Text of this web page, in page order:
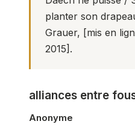
planter son
Grauer, [mis en
2015].
alliances entre
Anonyme